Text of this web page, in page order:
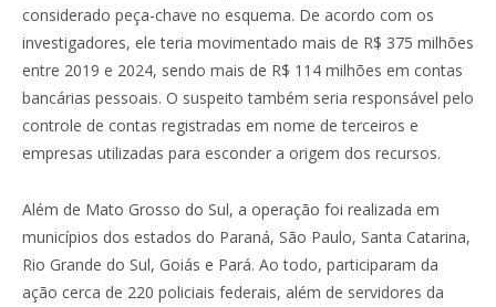
considerado peça-chave no esquema. De acordo com os
investigadores, ele teria movimentado mais de R$ 375 milhões
entre 2019 e 2024, sendo mais de R$ 114 milhões em contas
bancárias pessoais. O suspeito também seria responsável pelo
controle de contas registradas em nome de terceiros e
empresas utilizadas para esconder a origem dos recursos.
Além de Mato Grosso do Sul, a operação foi realizada em
municípios dos estados do Paraná, São Paulo, Santa Catarina,
Rio Grande do Sul, Goiás e Pará. Ao todo, participaram da
ação cerca de 220 policiais federais, além de servidores da